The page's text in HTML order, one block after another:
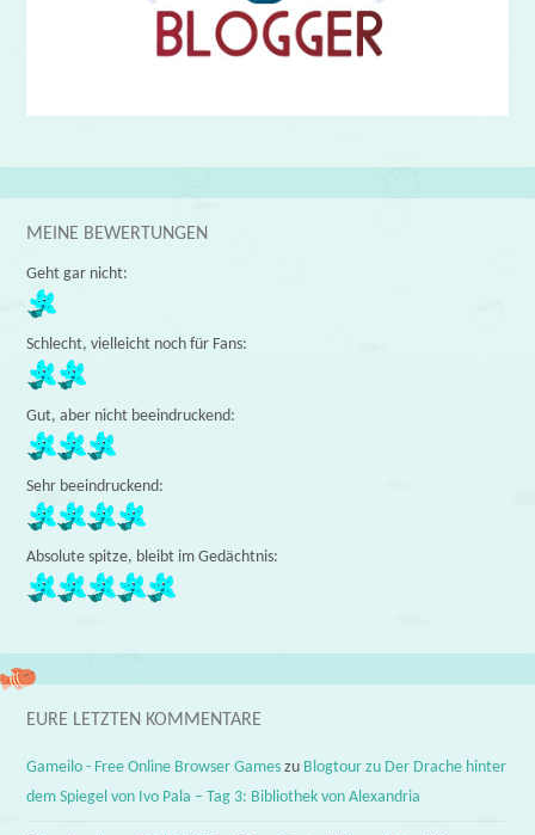
MEINE BEWERTUNGEN
Geht gar nicht:
Schlecht, vielleicht noch für Fans:
Gut, aber nicht beeindruckend:
Sehr beeindruckend:
Absolute spitze, bleibt im Gedächtnis:
EURE LETZTEN KOMMENTARE
Gameilo - Free Online Browser Games zu Blogtour zu Der Drache hinter
dem Spiegel von Ivo Pala – Tag 3: Bibliothek von Alexandria